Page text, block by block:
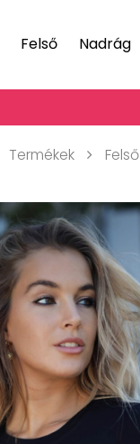
Felső Nadrág
Termékek Felső